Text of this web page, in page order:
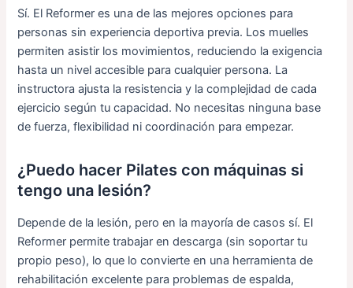
Sí. El Reformer es una de las mejores opciones para
personas sin experiencia deportiva previa. Los muelles
permiten asistir los movimientos, reduciendo la exigencia
hasta un nivel accesible para cualquier persona. La
instructora ajusta la resistencia y la complejidad de cada
ejercicio según tu capacidad. No necesitas ninguna base
de fuerza, flexibilidad ni coordinación para empezar.
¿Puedo hacer Pilates con máquinas si
tengo una lesión?
Depende de la lesión, pero en la mayoría de casos sí. El
Reformer permite trabajar en descarga (sin soportar tu
propio peso), lo que lo convierte en una herramienta de
rehabilitación excelente para problemas de espalda,